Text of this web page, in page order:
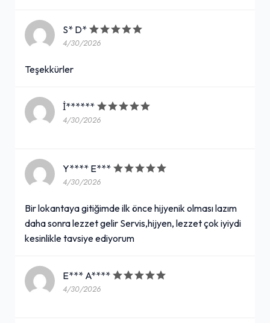
S* D*
4/30/2026
Teşekkürler
İ******
4/30/2026
Y**** E***
4/30/2026
Bir lokantaya gitiğimde ilk önce hijyenik olması lazım
daha sonra lezzet gelir Servis,hijyen, lezzet çok iyiydi
kesinlikle tavsiye ediyorum
E*** A****
4/30/2026